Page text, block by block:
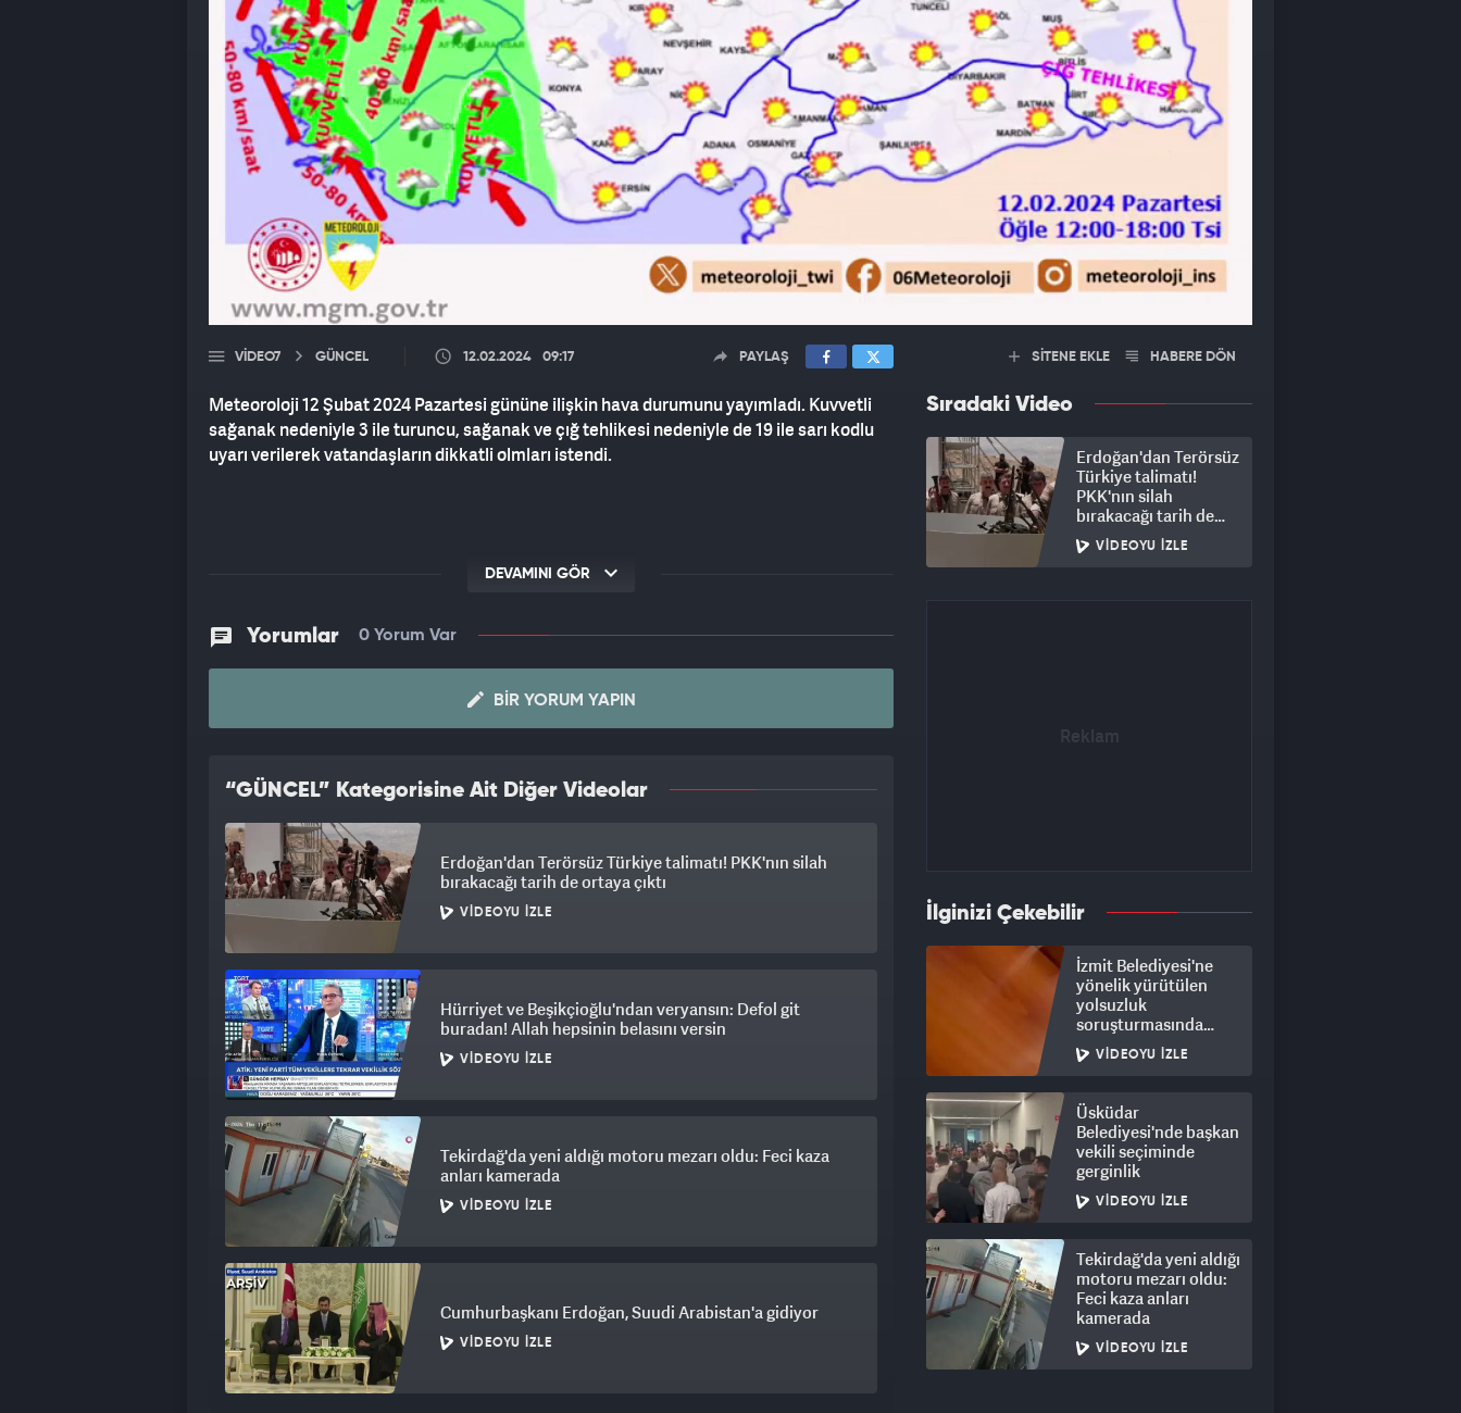
VIDEO7 GÜNCEL 12.02.2024 09:17 PAYLAŞ
Meteoroloji 12 Şubat 2024 Pazartesi gününe ilişkin hava durumunu yayımladı. Kuvvetli
sağanak nedeniyle 3 ile turuncu, sağanak ve çığ tehlikesi nedeniyle de 19 ile sarı kodlu
uyarı verilerek vatandaşların dikkatli olmları istendi.
DEVAMINI GÖR
Yorumlar 0 Yorum Var
BIR YORUM YAPIN
“GÜNCEL” Kategorisine Ait Diğer Videolar
Erdoğan'dan Terörsüz Türkiye talimatı! PKK'nın silah
bırakacağı tarih de ortaya çıktı
VIDEOYU İZLE
Hürriyet ve Beşikçioğlu'ndan veryansın: Defol git
buradan! Allah hepsinin belasını versin
VIDEOYU İZLE
Tekirdağ'da yeni aldığı motoru mezarı oldu: Feci kaza
anları kamerada
VIDEOYU İZLE
Cumhurbaşkanı Erdoğan, Suudi Arabistan'a gidiyor
VIDEOYU İZLE
SİTENE EKLE HABERE DÖN
Sıradaki Video
Erdoğan'dan Terörsüz
Türkiye talimatı!
PKK'nın silah
bırakacağı tarih de
ortaya çıktı
VIDEOYU İZLE
İlginizi Çekebilir
İzmit Belediyesi'ne
yönelik yürütülen
yolsuzluk
soruşturmasında
rüşvet görüntüleri
ortaya çıktı
VIDEOYU İZLE
Üsküdar
Belediyesi'nde başkan
vekili seçiminde
gerginlik
VIDEOYU İZLE
Tekirdağ'da yeni aldığı
motoru mezarı oldu:
Feci kaza anları
kamerada
VIDEOYU İZLE